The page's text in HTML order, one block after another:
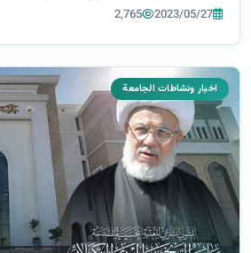
2023/05/27
2,765
اخبار ونشاطات الجامعة